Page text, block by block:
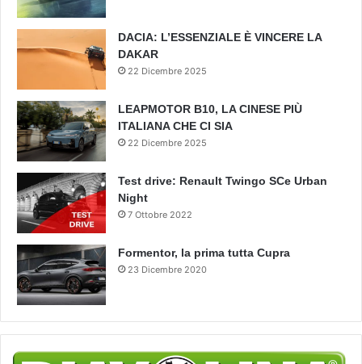
DACIA: L’ESSENZIALE È VINCERE LA
DAKAR
22 Dicembre 2025
LEAPMOTOR B10, LA CINESE PIÙ
ITALIANA CHE CI SIA
22 Dicembre 2025
Test drive: Renault Twingo SCe Urban
Night
7 Ottobre 2022
Formentor, la prima tutta Cupra
23 Dicembre 2020